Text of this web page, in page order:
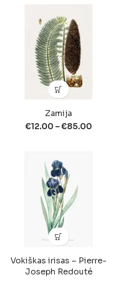
Zamija
€12.00 –€85.00
Vokiškas irisas – Pierre-
Joseph Redouté